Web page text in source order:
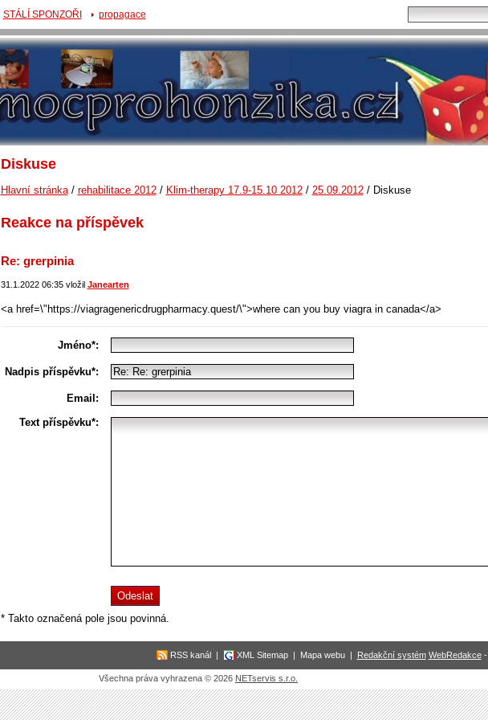
STÁLÍ SPONZOŘI propagace
Diskuse
Hlavní stránka/ rehabilitace 2012/ Klim-therapy 17.9-15.10 2012/ 25.09.2012/ Diskuse
Reakce na příspěvek
Re: grerpinia
31.1.2022 06:35 vložil Janearten
<a href=\"https://viagragenericdrugpharmacy.quest/\">where can you buy viagra in canada</a>
Jméno*:
Nadpis příspěvku*:
Email:
Text příspěvku*:
* Takto označená pole jsou povinná.
RSS kanál XML Sitemap| Mapa webu| Redakční systém WebRedakce-
Všechna práva vyhrazena © 2026 NETservis s.r.o.